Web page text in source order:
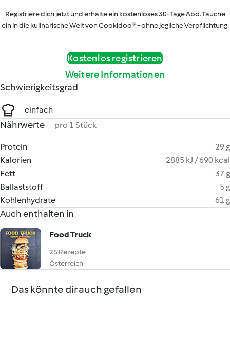
Registriere dich jetzt und erhalte ein kostenloses 30-Tage Abo. Tauche
ein in die kulinarische Welt von Cookidoo® - ohne jegliche Verpflichtung.
Kostenlos registrieren
Weitere Informationen
Schwierigkeitsgrad
einfach
Nährwerte pro 1 Stück
Protein
29 g
Kalorien
2885 kJ / 690 kcal
Fett
37 g
Ballaststoff
5 g
Kohlenhydrate
61 g
Auch enthalten in
Food Truck
25 Rezepte
Österreich
Das könnte dir auch gefallen